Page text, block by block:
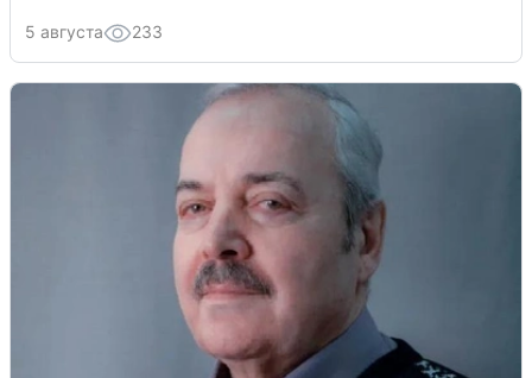
5 августа 233